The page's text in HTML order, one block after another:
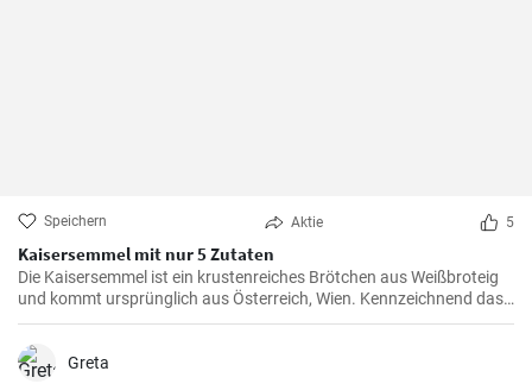
Speichern Aktie 5
Kaisersemmel mit nur 5 Zutaten
Die Kaisersemmel ist ein krustenreiches Brötchen aus Weißbroteig
und kommt ursprünglich aus Österreich, Wien. Kennzeichnend das
sternförmige Muster auf der Semmel durch Falten des Teigstücks
und natürlich mit Hefeteig gebacken.
Greta